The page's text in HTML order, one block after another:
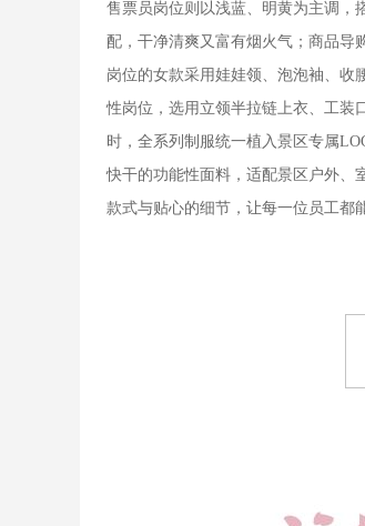
售票员岗位则以浅蓝、明黄为主调，
配，干净清爽又富有烟火气；商品导
岗位的女款采用娃娃领、泡泡袖、收
性岗位，选用立领半拉链上衣、工装
时，全系列制服统一植入景区专属
快干的功能性面料，适配景区户外、
款式与贴心的细节，让每一位员工都